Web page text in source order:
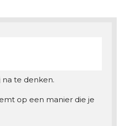
te denken.
op een manier die je